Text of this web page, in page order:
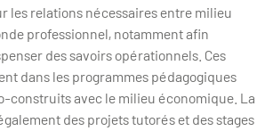
les relations nécessaires entre milieu
professionnel, notamment afin
des savoirs opérationnels. Ces
dans les programmes pédagogiques
construits avec le milieu économique. La
des projets tutorés et des stages